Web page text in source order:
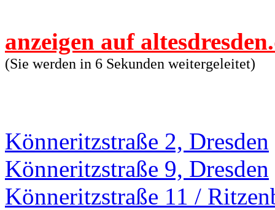
anzeigen auf
(Sie werden in 6 Sekunden weitergeleitet)
Könneritzstraße 2, Dresden
Könneritzstraße 9, Dresden
Könneritzstraße 11 /